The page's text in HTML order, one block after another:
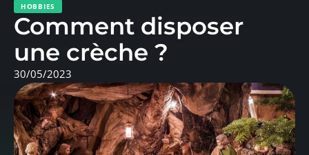
HOBBIES
Comment disposer
une crèche ?
30/05/2023